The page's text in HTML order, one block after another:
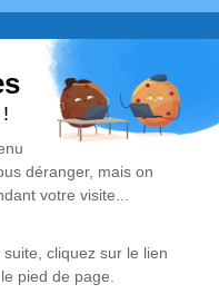
utiles
de décès